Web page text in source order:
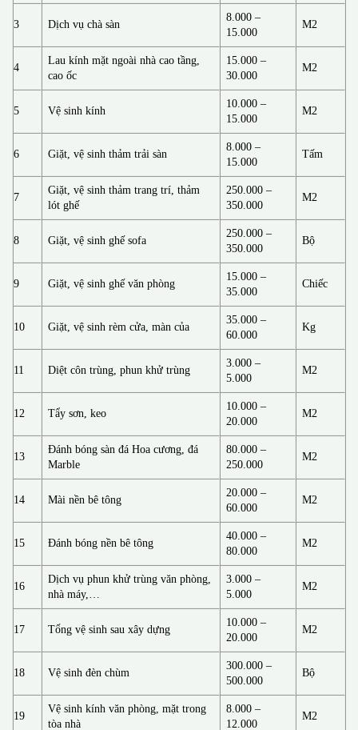
3 Dịch vụ chà sàn
8.000 –
15.000
M2
4
Lau kính mặt ngoài nhà cao tầng,
cao ốc
15.000 –
30.000
M2
5 Vệ sinh kính
10.000 –
15.000
M2
6 Giặt, vệ sinh thảm trải sàn
8.000 –
15.000
Tấm
7
Giặt, vệ sinh thảm trang trí, thảm
lót ghế
250.000 –
350.000
M2
8 Giặt, vệ sinh ghế sofa
250.000 –
350.000
Bộ
9 Giặt, vệ sinh ghế văn phòng
15.000 –
35.000
Chiếc
10 Giặt, vệ sinh rèm cửa, màn của
35.000 –
60.000
Kg
11 Diệt côn trùng, phun khử trùng
3.000 –
5.000
M2
12 Tẩy sơn, keo
10.000 –
20.000
M2
13
Đánh bóng sàn đá Hoa cương, đá
Marble
80.000 –
250.000
M2
14 Mài nền bê tông
20.000 –
60.000
M2
15 Đánh bóng nền bê tông
40.000 –
80.000
M2
16
Dịch vụ phun khử trùng văn phòng,
nhà máy,…
3.000 –
5.000
M2
17 Tổng vệ sinh sau xây dựng
10.000 –
20.000
M2
18 Vệ sinh đèn chùm
300.000 –
500.000
Bộ
19
Vệ sinh kính văn phòng, mặt trong
tòa nhà
8.000 –
12.000
M2